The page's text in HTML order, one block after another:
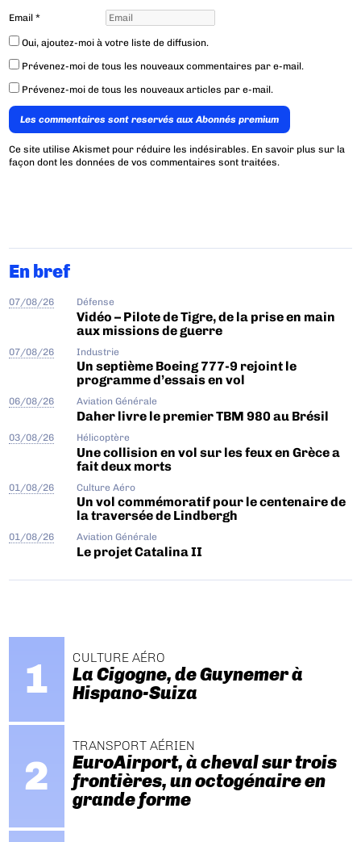
Email*
Oui, ajoutez-moi à votre liste de diffusion.
Prévenez-moi de tous les nouveaux commentaires par e-mail.
Prévenez-moi de tous les nouveaux articles par e-mail.
Les commentaires sont reservés aux Abonnés premium
Ce site utilise Akismet pour réduire les indésirables. En savoir plus sur la
façon dont les données de vos commentaires sont traitées.
En bref
07/08/26 Défense
Vidéo – Pilote de Tigre, de la prise en main
aux missions de guerre
07/08/26 Industrie
Un septième Boeing 777-9 rejoint le
programme d’essais en vol
06/08/26 Aviation Générale
Daher livre le premier TBM 980 au Brésil
03/08/26 Hélicoptère
Une collision en vol sur les feux en Grèce a
fait deux morts
01/08/26 Culture Aéro
Un vol commémoratif pour le centenaire de
la traversée de Lindbergh
01/08/26 Aviation Générale
Le projet Catalina II
CULTURE AÉRO
La Cigogne, de Guynemer à
Hispano-Suiza
TRANSPORT AÉRIEN
EuroAirport, à cheval sur trois
frontières, un octogénaire en
grande forme